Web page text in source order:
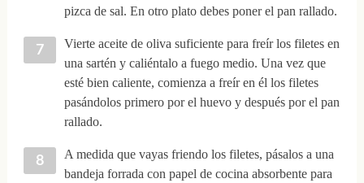
pizca de sal. En otro plato debes poner el pan rallado.
Vierte aceite de oliva suficiente para freír los filetes en
una sartén y caliéntalo a fuego medio. Una vez que
esté bien caliente, comienza a freír en él los filetes
pasándolos primero por el huevo y después por el pan
rallado.
A medida que vayas friendo los filetes, pásalos a una
bandeja forrada con papel de cocina absorbente para